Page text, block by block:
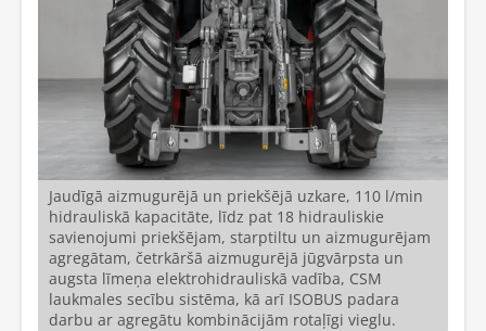
Jaudīgā aizmugurējā un priekšējā uzkare, 110 l/min
hidrauliskā kapacitāte, līdz pat 18 hidrauliskie
savienojumi priekšējam, starptiltu un aizmugurējam
agregātam, četrkāršā aizmugurējā jūgvārpsta un
augsta līmeņa elektrohidrauliskā vadība, CSM
laukmales secību sistēma, kā arī ISOBUS padara
darbu ar agregātu kombinācijām rotaļīgi vieglu.